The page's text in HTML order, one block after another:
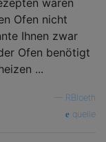
Ofen nicht
Ihnen zwar
Ofen benötigt
...
RBloeth
quelle